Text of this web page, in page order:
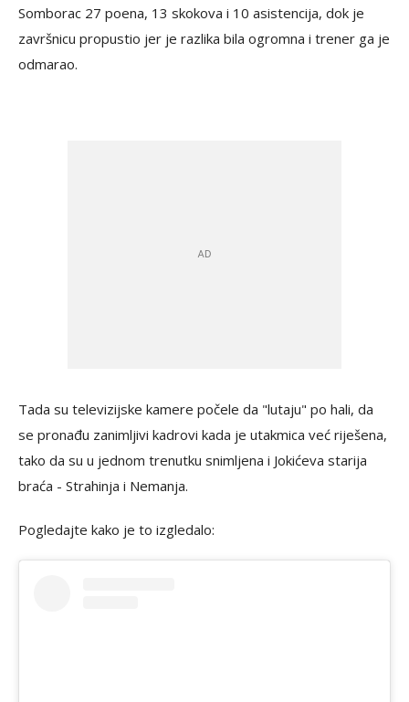
Somborac 27 poena, 13 skokova i 10 asistencija, dok je
završnicu propustio jer je razlika bila ogromna i trener ga je
odmarao.
Tada su televizijske kamere počele da "lutaju" po hali, da
se pronađu zanimljivi kadrovi kada je utakmica već riješena,
tako da su u jednom trenutku snimljena i Jokićeva starija
braća - Strahinja i Nemanja.
Pogledajte kako je to izgledalo: